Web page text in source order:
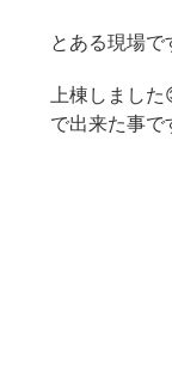
とある現場で
上棟しまし
で出来た事で